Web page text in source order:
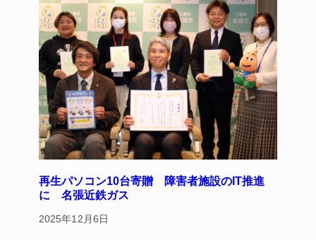
再生パソコン10台寄贈 障害者施設のIT推進
に 名張近鉄ガス
2025年12月6日